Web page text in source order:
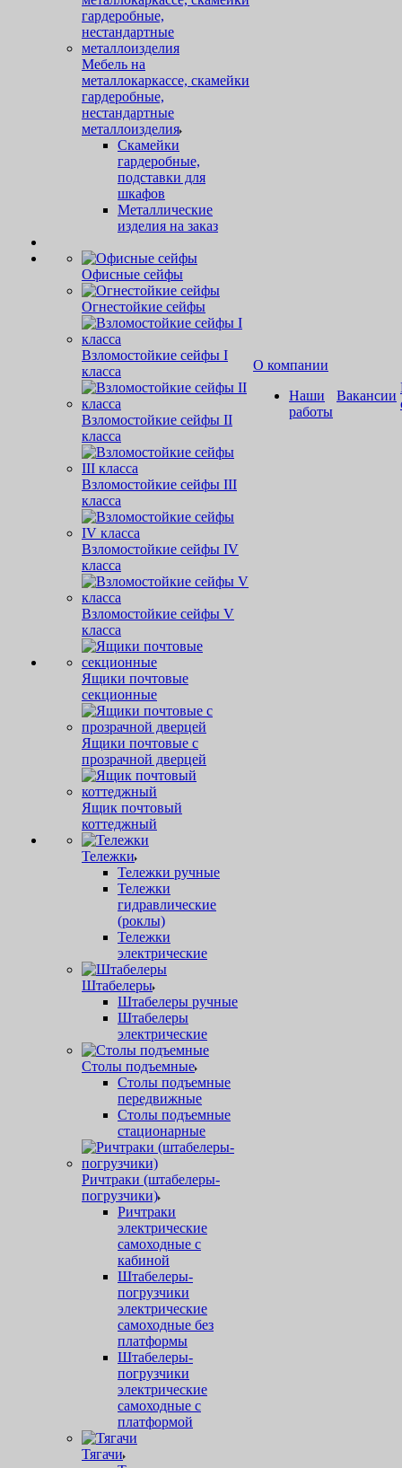
Мебель на
металлокаркассе, скамейки
гардеробные,
нестандартные
металлоизделия
Скамейки
гардеробные,
подставки для
шкафов
Металлические
изделия на заказ
Офисные сейфы
Огнестойкие сейфы
Взломостойкие сейфы I
класса
Взломостойкие сейфы II
класса
Взломостойкие сейфы III
класса
Взломостойкие сейфы IV
класса
Взломостойкие сейфы V
класса
Ящики почтовые
секционные
Ящики почтовые с
прозрачной дверцей
Ящик почтовый
коттеджный
Тележки
Тележки ручные
Тележки
гидравлические
(роклы)
Тележки
электрические
Штабелеры
Штабелеры ручные
Штабелеры
электрические
Столы подъемные
Столы подъемные
передвижные
Столы подъемные
стационарные
Ричтраки (штабелеры-
погрузчики)
Ричтраки
электрические
самоходные с
кабиной
Штабелеры-
погрузчики
электрические
самоходные без
платформы
Штабелеры-
погрузчики
электрические
самоходные с
платформой
Тягачи
О компании
Наши
работы
Вакансии